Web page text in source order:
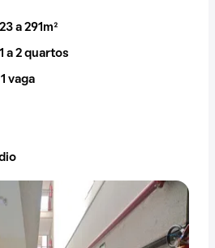
a 291m²
a 2 quartos
vaga